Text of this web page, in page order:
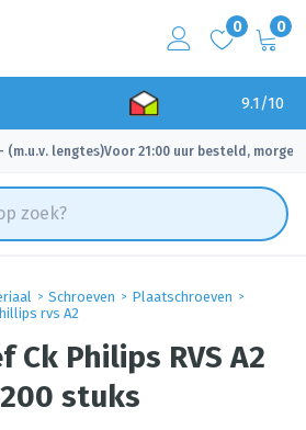
0 0
9.1/10
(m.u.v. lengtes)
✓ Voor 21:00 uur besteld, morgen
Schroeven
Plaatschroeven
rvs A2
Ck Philips RVS A2
stuks